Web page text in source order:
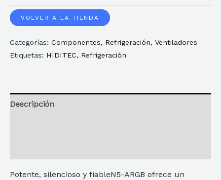
GAMING
N5-
ARGB
VOLVER A LA TIENDA
Categorías: Componentes, Refrigeración, Ventiladores
Etiquetas: HIDITEC, Refrigeración
Descripción
Potente, silencioso y fiableN5-ARGB ofrece un